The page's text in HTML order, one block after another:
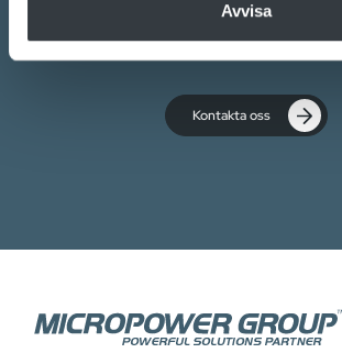
Avvisa
hjälpa dig.
Kontakta oss